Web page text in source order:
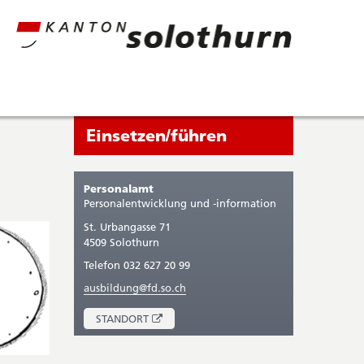
Sie
befinden
sich
gerade
in:
Einsetzen/führen
Seitenleiste
Personalamt
Personalentwicklung und -information
St. Urbangasse 71
4509 Solothurn
Telefon 032 627 20 99
ausbildung@fd.so.ch
STANDORT
ÖFFNET
IN